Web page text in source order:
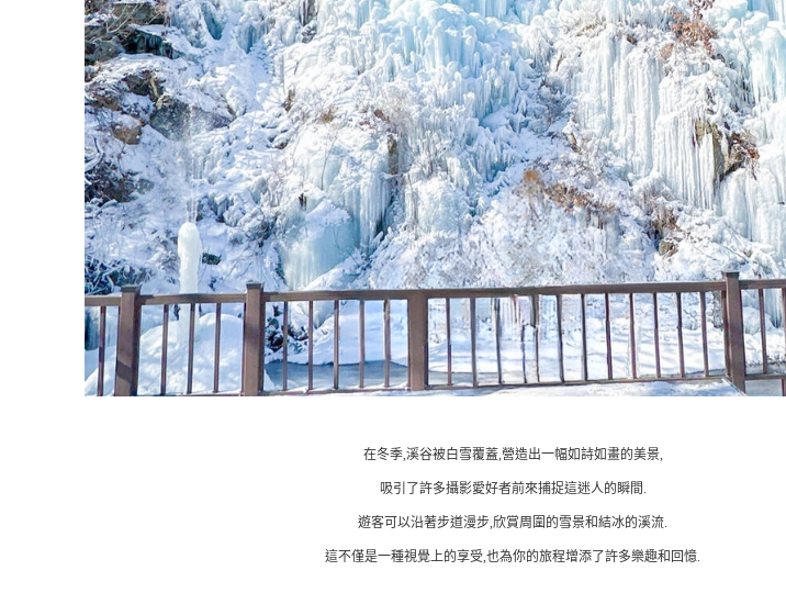
在冬季,溪谷被白雪覆蓋,營造出一幅如詩如畫的美景,
吸引了許多攝影愛好者前來捕捉這迷人的瞬間.
遊客可以沿著步道漫步,欣賞周圍的雪景和結冰的溪流.
這不僅是一種視覺上的享受,也為你的旅程增添了許多樂趣和回憶.